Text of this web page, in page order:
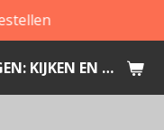
KUNSTKABINET WAGENINGEN: KIJKEN EN KOPEN